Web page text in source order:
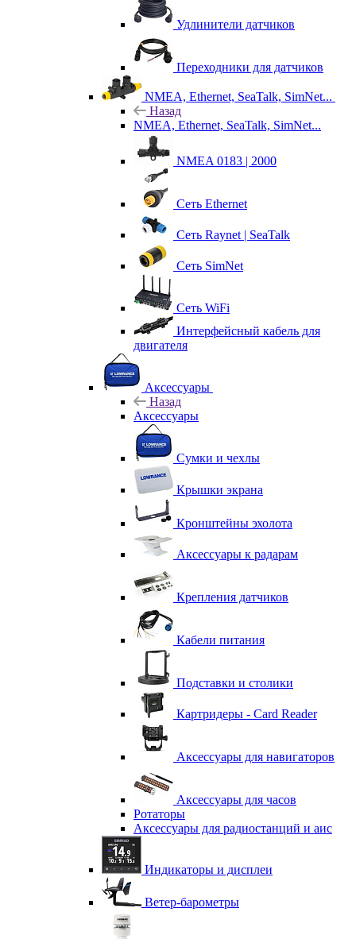
Удлинители датчиков
Переходники для датчиков
NMEA, Ethernet, SeaTalk, SimNet...
Назад
NMEA, Ethernet, SeaTalk, SimNet...
NMEA 0183 | 2000
Сеть Ethernet
Сеть Raynet | SeaTalk
Сеть SimNet
Сеть WiFi
Интерфейсный кабель для
двигателя
Аксессуары
Назад
Аксессуары
Сумки и чехлы
Крышки экрана
Кронштейны эхолота
Аксессуары к радарам
Крепления датчиков
Кабели питания
Подставки и столики
Картридеры - Card Reader
Аксессуары для навигаторов
Аксессуары для часов
Ротаторы
Аксессуары для радиостанций и аис
Индикаторы и дисплеи
Ветер-барометры